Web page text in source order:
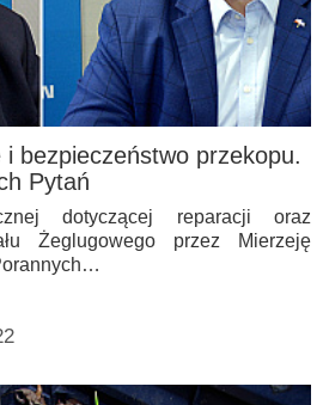
bezpieczeństwo przekopu.
Pytań
dotyczącej reparacji oraz
Żeglugowego przez Mierzeję